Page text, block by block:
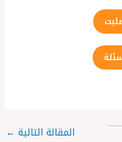
المقالة التالية ←